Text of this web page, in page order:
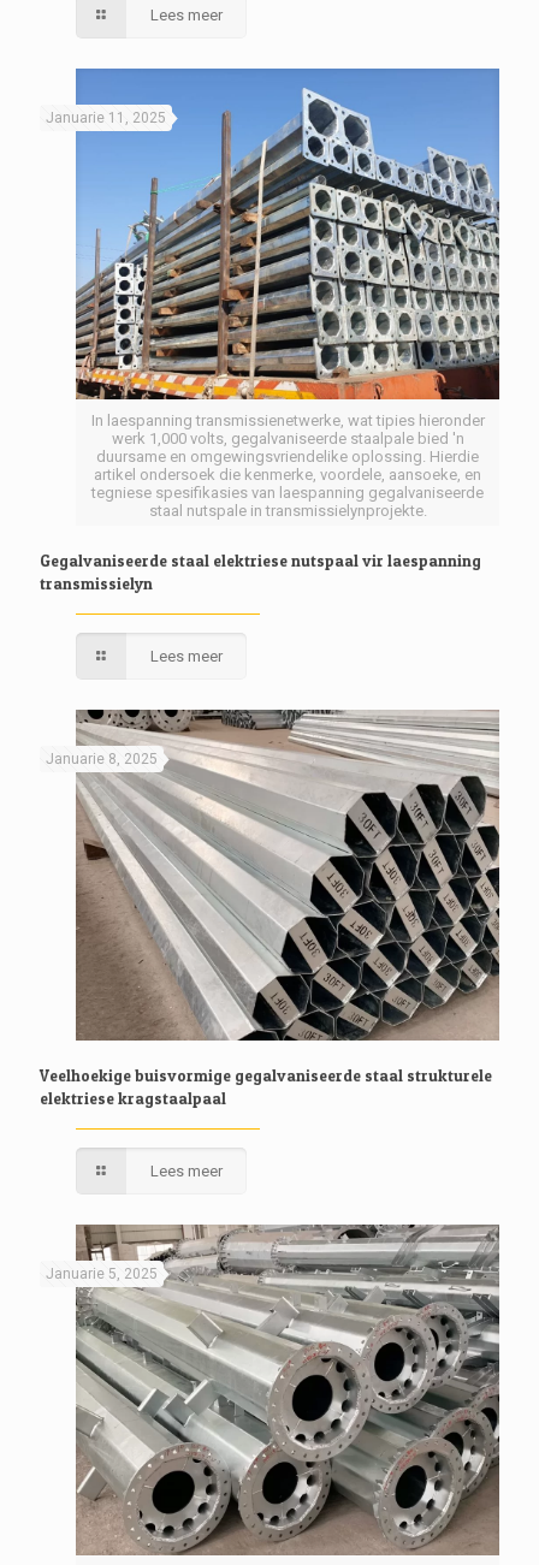
Lees meer
In laespanning transmissienetwerke, wat tipies hieronder
werk 1,000 volts, gegalvaniseerde staalpale bied 'n
duursame en omgewingsvriendelike oplossing. Hierdie
artikel ondersoek die kenmerke, voordele, aansoeke, en
tegniese spesifikasies van laespanning gegalvaniseerde
staal nutspale in transmissielynprojekte.
Januarie 11, 2025
Gegalvaniseerde staal elektriese nutspaal vir laespanning
transmissielyn
Lees meer
Januarie 8, 2025
Veelhoekige buisvormige gegalvaniseerde staal strukturele
elektriese kragstaalpaal
Lees meer
Januarie 5, 2025